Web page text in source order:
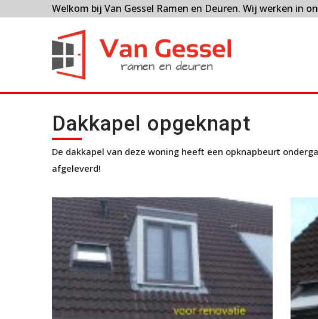
Welkom bij Van Gessel Ramen en Deuren. Wij werken in
Dakkapel opgeknapt
De dakkapel van deze woning heeft een opknapbeurt
afgeleverd!